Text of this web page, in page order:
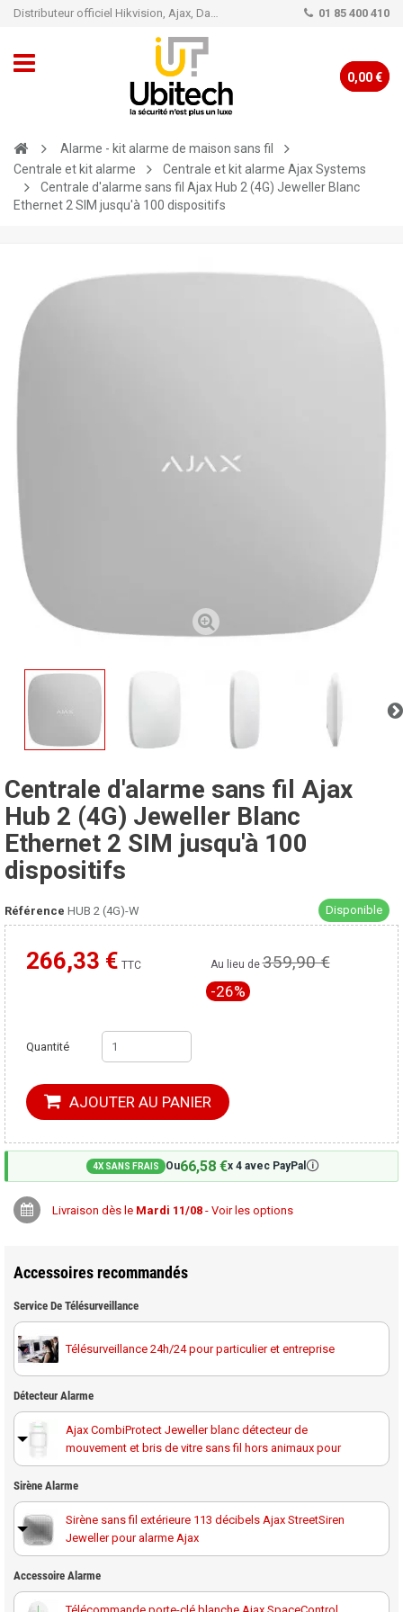
Distributeur officiel Hikvision, Ajax, Dahua, TP-Link - Caméra de vidéo surveillance - Alarme 01 85 400 410
0,00 €
Alarme - kit alarme de maison sans fil
Centrale et kit alarme
Centrale et kit alarme Ajax Systems
Centrale d'alarme sans fil Ajax Hub 2 (4G) Jeweller Blanc
Ethernet 2 SIM jusqu'à 100 dispositifs
Centrale d'alarme sans fil Ajax
Hub 2 (4G) Jeweller Blanc
Ethernet 2 SIM jusqu'à 100
dispositifs
Référence HUB 2 (4G)-W Disponible
266,33 € TTC
Moins cher ailleurs ? Au lieu de359,90 €
-26%
Quantité
AJOUTER AU PANIER
4X SANS FRAIS Ou66,58 €x 4 avec PayPal 🛈
Livraison dès le Mardi 11/08 - Voir les options
Accessoires recommandés
Service De Télésurveillance
Télésurveillance 24h/24 pour particulier et entreprise
Détecteur Alarme
Ajax CombiProtect Jeweller blanc détecteur de
mouvement et bris de vitre sans fil hors animaux pour
Détecteur d'ouverture magnétique sans fil Ajax
DoorProtect Jeweller blanc pour alarme Ajax
Détecteur d'ouverture magnétique sans fil Ajax
DoorProtect Jeweller noir pour alarme Ajax
Détecteur d'ouverture magnétique sans fil avec
Sirène Alarme
Sirène sans fil extérieure 113 décibels Ajax StreetSiren
Jeweller pour alarme Ajax
Sirène sans fil intérieure blanche 100 décibels Ajax
HomeSiren Jeweller pour alarme Ajax
Accessoire Alarme